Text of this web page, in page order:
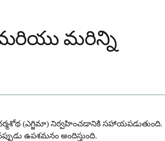
మరిన్ని
(ఎగ్జిమా) నిర్వహించడానికి సహాయపడుతుంది.
ఉపశమనం అందిస్తుంది.